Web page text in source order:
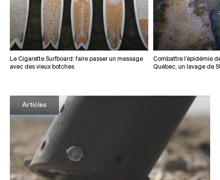
Le Cigarette Surfboard: faire passer un message
avec des vieux botches
Combattre l’épidémie
Québec, un lavage de
Articles